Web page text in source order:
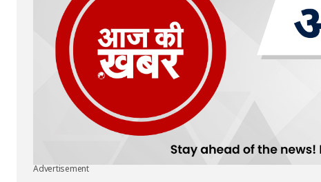
Advertisement